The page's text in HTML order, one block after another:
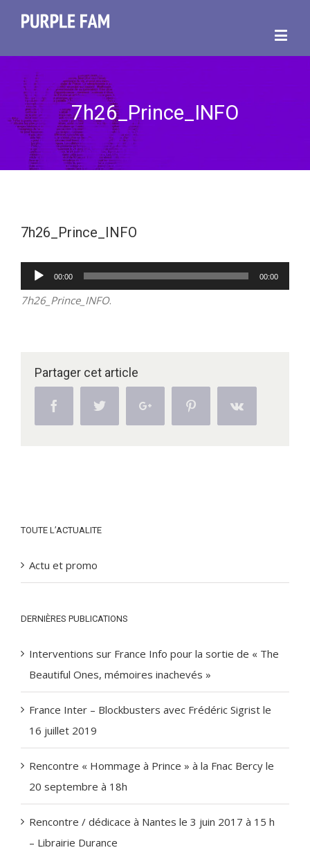
7h26_Prince_INFO
7h26_Prince_INFO
Lecteur
audio
00:00 00:00
7h26_Prince_INFO.
Partager cet article
Facebook Twitter Google+ Pinterest Vk
TOUTE L’ACTUALITE
Actu et promo
DERNIÈRES PUBLICATIONS
Interventions sur France Info pour la sortie de « The
Beautiful Ones, mémoires inachevés »
France Inter – Blockbusters avec Frédéric Sigrist le
16 juillet 2019
Rencontre « Hommage à Prince » à la Fnac Bercy le
20 septembre à 18h
Rencontre / dédicace à Nantes le 3 juin 2017 à 15 h
– Librairie Durance